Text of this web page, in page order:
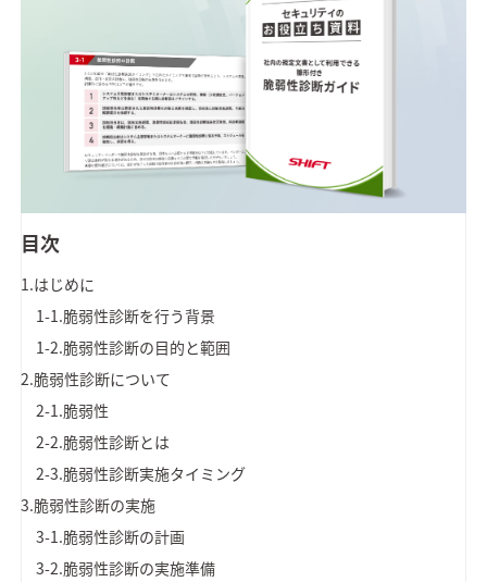
目次
1.はじめに
1-1.脆弱性診断を行う背景
1-2.脆弱性診断の目的と範囲
2.脆弱性診断について
2-1.脆弱性
2-2.脆弱性診断とは
2-3.脆弱性診断実施タイミング
3.脆弱性診断の実施
3-1.脆弱性診断の計画
3-2.脆弱性診断の実施準備